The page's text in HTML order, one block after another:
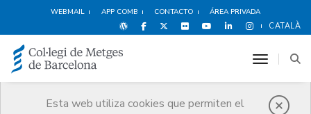
WEBMAIL APP COMB CONTACTO ÁREA PRIVADA
CATALÀ
Esta web utiliza cookies que permiten el
toggle